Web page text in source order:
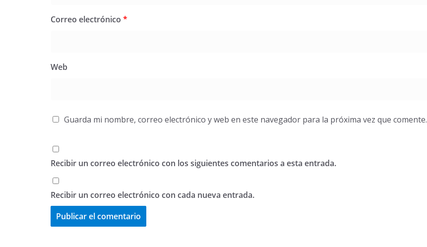
Correo electrónico *
Web
Guarda mi nombre, correo electrónico y web en este navegador para la próxima vez que comente.
Recibir un correo electrónico con los siguientes comentarios a esta entrada.
Recibir un correo electrónico con cada nueva entrada.